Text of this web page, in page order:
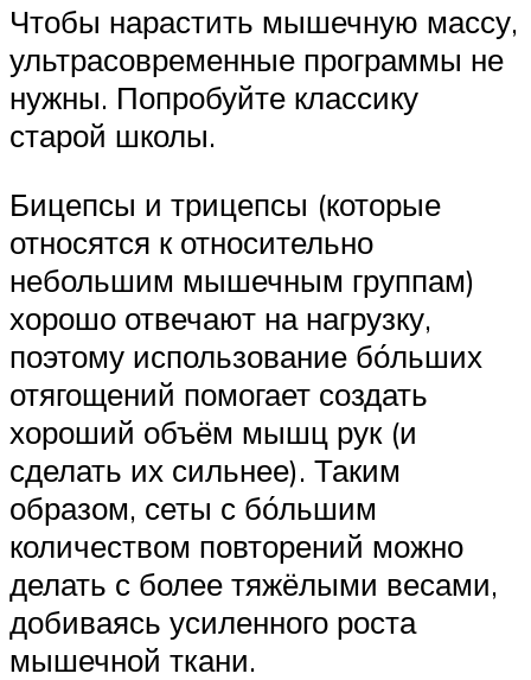
Чтобы нарастить мышечную массу,
ультрасовременные программы не
нужны. Попробуйте классику
старой школы.
Бицепсы и трицепсы (которые
относятся к относительно
небольшим мышечным группам)
хорошо отвечают на нагрузку,
поэтому использование бо́льших
отягощений помогает создать
хороший объём мышц рук (и
сделать их сильнее). Таким
образом, сеты с бо́льшим
количеством повторений можно
делать с более тяжёлыми весами,
добиваясь усиленного роста
мышечной ткани.